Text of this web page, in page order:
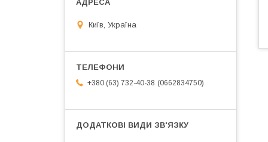
Київ, Україна
+380 (63) 732-40-38 0662834750